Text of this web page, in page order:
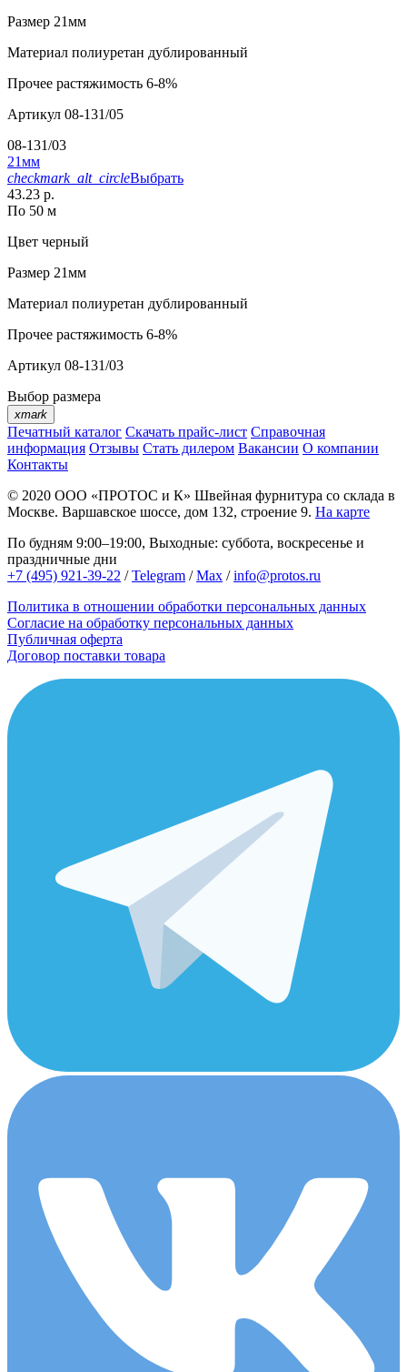
Размер 21мм
Материал полиуретан дублированный
Прочее растяжимость 6-8%
Артикул 08-131/05
08-131/03
21мм
checkmark_alt_circleВыбрать
43.23 р.
По 50 м
Цвет черный
Размер 21мм
Материал полиуретан дублированный
Прочее растяжимость 6-8%
Артикул 08-131/03
Выбор размера
xmark
Печатный каталог Скачать прайс-лист Справочная
информация Отзывы Стать дилером Вакансии О компании
Контакты
© 2020 ООО «ПРОТОС и К» Швейная фурнитура со склада в
Москве. Варшавское шоссе, дом 132, строение 9. На карте
По будням 9:00–19:00, Выходные: суббота, воскресенье и
праздничные дни
+7 (495) 921-39-22 /Telegram /Max /info@protos.ru
Политика в отношении обработки персональных данных
Согласие на обработку персональных данных
Публичная оферта
Договор поставки товара